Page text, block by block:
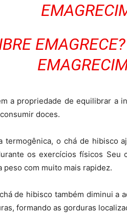
a propriedade de equilibrar a
doces.
termogênica, o chá de hibisco
os exercícios físicos Seu
peso com muito mais rapidez.
de hibisco também diminui a
formando as gorduras